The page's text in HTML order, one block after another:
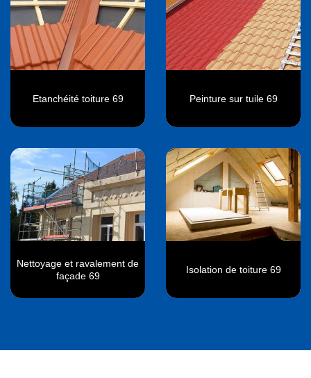
Etanchéité toiture 69 Peinture sur tuile 69
Nettoyage et ravalement de
façade 69
Isolation de toiture 69